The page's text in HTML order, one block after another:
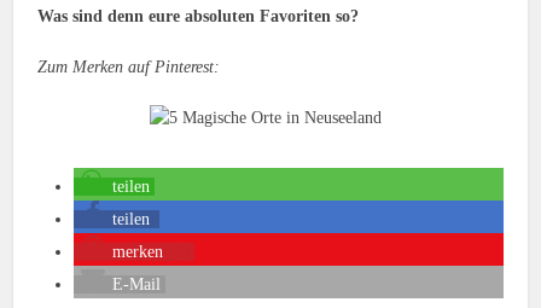
Was sind denn eure absoluten Favoriten so?
Zum Merken auf Pinterest:
teilen
teilen
merken
E-Mail